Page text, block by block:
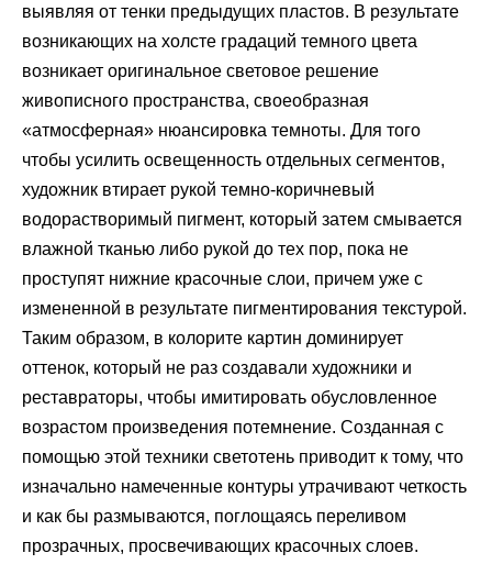
выявляя от тенки предыдущих пластов. В результате
возникающих на холсте градаций темного цвета
возникает оригинальное световое решение
живописного пространства, своеобразная
«атмосферная» нюансировка темноты. Для того
чтобы усилить освещенность отдельных сегментов,
художник втирает рукой темно-коричневый
водорастворимый пигмент, который затем смывается
влажной тканью либо рукой до тех пор, пока не
проступят нижние красочные слои, причем уже с
измененной в результате пигментирования текстурой.
Таким образом, в колорите картин доминирует
оттенок, который не раз создавали художники и
реставраторы, чтобы имитировать обусловленное
возрастом произведения потемнение. Созданная с
помощью этой техники светотень приводит к тому, что
изначально намеченные контуры утрачивают четкость
и как бы размываются, поглощаясь переливом
прозрачных, просвечивающих красочных слоев.